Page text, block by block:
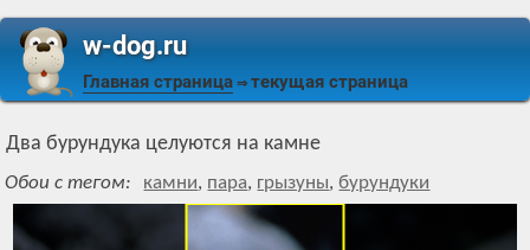
w-dog.ru
Главная страница ⇒ текущая страница
Два бурундука целуются на камне
Обои с тегом: камни, пара, грызуны,бурундуки